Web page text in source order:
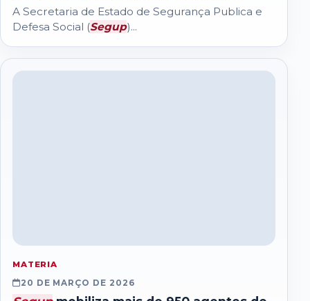
A Secretaria de Estado de Segurança Publica e
Defesa Social (Segup)...
MATERIA
20 DE MARÇO DE 2026